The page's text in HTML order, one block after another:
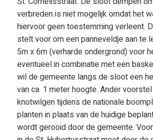
verbreden is niet mogelijk omdat het
hiervoor geen toestemming verleent.
stelt voor om een panneveldje aan te
5m x 6m (verharde ondergrond) voor
eventueel in combinatie met een
wil de gemeente langs de sloot een
van ca. 1 meter hoogte. Ander
knotwilgen tijdens de nationale
planten in plaats van de huidige
wordt gerooid door de gemeente.